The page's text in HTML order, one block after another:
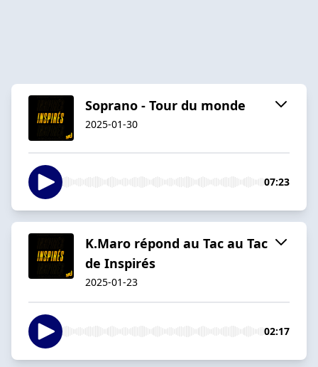
Soprano - Tour du monde
2025-01-30
07:23
K.Maro répond au Tac au Tac
de Inspirés
2025-01-23
02:17